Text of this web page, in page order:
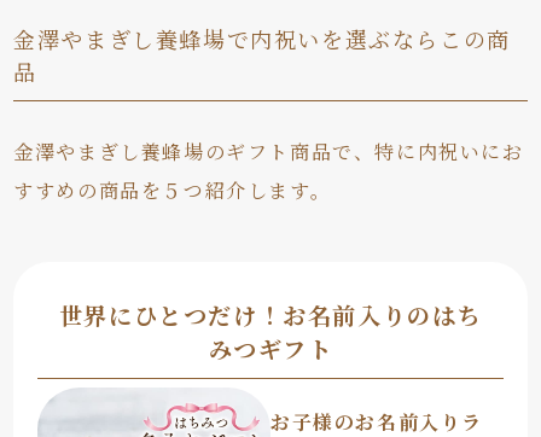
金澤やまぎし養蜂場で内祝いを選ぶならこの商
品
金澤やまぎし養蜂場のギフト商品で、特に内祝いにお
すすめの商品を５つ紹介します。
世界にひとつだけ！お名前入りのはち
みつギフト
お子様のお名前入りラ